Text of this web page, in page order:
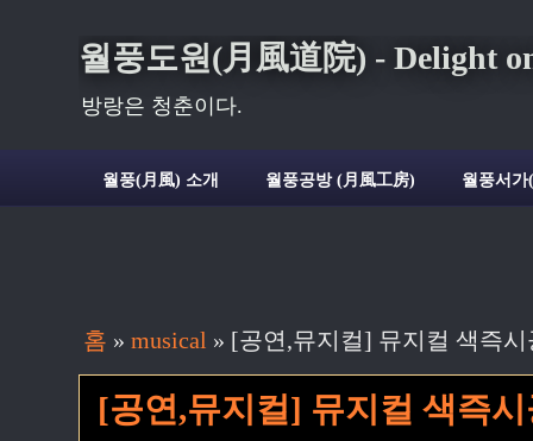
월풍도원(月風道院) - Delight
방랑은 청춘이다.
월풍(月風) 소개 월풍공방 (月風工房) 월풍서
홈 » musical » [공연,뮤지컬] 뮤지컬 색즉시
[공연,뮤지컬] 뮤지컬 색즉